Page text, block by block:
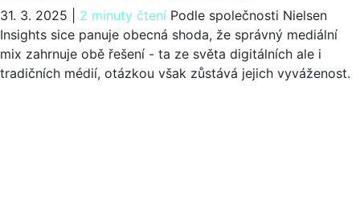
31. 3. 2025 2 minuty čtení Podle společnosti Nielsen
Insights sice panuje obecná shoda, že správný mediální
mix zahrnuje obě řešení - ta ze světa digitálních ale i
tradičních médií, otázkou však zůstává jejich vyváženost.